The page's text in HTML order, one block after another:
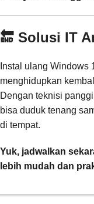
🔚 Solusi IT
Instal ulang
menghidupkan
Dengan teknisi
bisa duduk tenang
di tempat.
Yuk, jadwalkan
lebih mudah dan